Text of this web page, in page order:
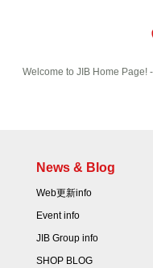
Welcome to JIB Home Page!
News & Blog
Web更新info
Event info
JIB Group info
SHOP BLOG